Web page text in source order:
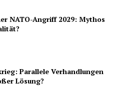
NATO-Angriff 2029: Mythos
Parallele Verhandlungen
Lösung?